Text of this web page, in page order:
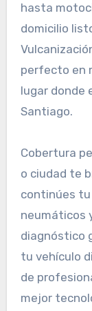
hasta
domicilio
perfecto en
lugar donde
Santiago.
Cobertura
o ciudad te
continúes tu
neumáticos
diagnóstico
tu vehículo
de
mejor